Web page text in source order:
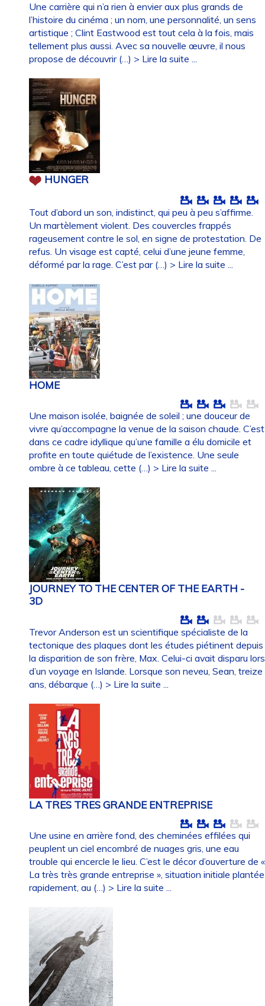
Une carrière qui n’a rien à envier aux plus grands de
l’histoire du cinéma ; un nom, une personnalité, un sens
artistique ; Clint Eastwood est tout cela à la fois, mais
tellement plus aussi. Avec sa nouvelle œuvre, il nous
propose de découvrir (…) > Lire la suite ...
HUNGER
Tout d’abord un son, indistinct, qui peu à peu s’affirme.
Un martèlement violent. Des couvercles frappés
rageusement contre le sol, en signe de protestation. De
refus. Un visage est capté, celui d’une jeune femme,
déformé par la rage. C’est par (…) > Lire la suite ...
HOME
Une maison isolée, baignée de soleil ; une douceur de
vivre qu’accompagne la venue de la saison chaude. C’est
dans ce cadre idyllique qu’une famille a élu domicile et
profite en toute quiétude de l’existence. Une seule
ombre à ce tableau, cette (…) > Lire la suite ...
JOURNEY TO THE CENTER OF THE EARTH -
3D
Trevor Anderson est un scientifique spécialiste de la
tectonique des plaques dont les études piétinent depuis
la disparition de son frère, Max. Celui-ci avait disparu lors
d’un voyage en Islande. Lorsque son neveu, Sean, treize
ans, débarque (…) > Lire la suite ...
LA TRES TRES GRANDE ENTREPRISE
Une usine en arrière fond, des cheminées effilées qui
peuplent un ciel encombré de nuages gris, une eau
trouble qui encercle le lieu. C’est le décor d’ouverture de «
La très très grande entreprise », situation initiale plantée
rapidement, au (…) > Lire la suite ...